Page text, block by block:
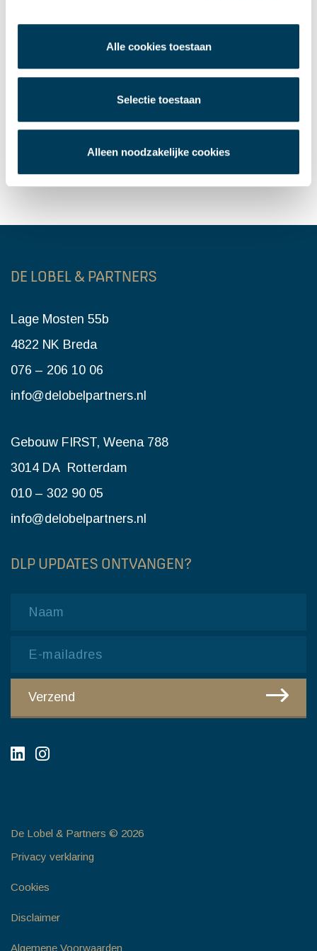
Alle cookies toestaan
Selectie toestaan
Alleen noodzakelijke cookies
Verhuurd | De Rooi Pannen | Centrum Breda
Verkocht | Bedrijfsobject | Roosendaal
DE LOBEL & PARTNERS
Lage Mosten 55b
4822 NK Breda
076 – 206 10 06
info@delobelpartners.nl
Gebouw FIRST, Weena 788
3014 DA Rotterdam
010 – 302 90 05
info@delobelpartners.nl
DLP UPDATES ONTVANGEN?
Verzend
De Lobel & Partners © 2026
Privacy verklaring
Cookies
Disclaimer
Algemene Voorwaarden